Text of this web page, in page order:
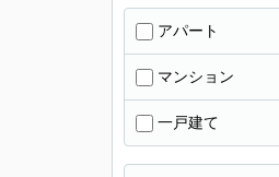
アパート
マンション
一戸建て